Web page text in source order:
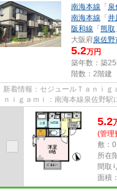
南海本線 「 泉
南海本線 「 井
阪和線 「 熊取
大阪府泉佐野
5.2万円
築年数：築25
階数：2階建
新着情報：セジュールＴａｎｉｇ
ｎｉｇａｍｉ：南海本線泉佐野
自宅から2駅利用できる、利便...
5.2
(管理
敷：
所在
間取
面積